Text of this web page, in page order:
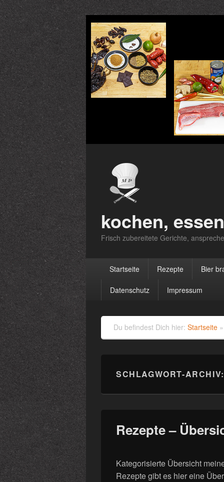
kochen,
Frisch zubereitete Gerichte,
Startseite Rezepte Bier
Datenschutz Impressum
Du befindest Dich hier: Startseite »
SCHLAGWORT-
Rezepte –
Kategorisierte Übersicht
Rezepte gibt es hier eine